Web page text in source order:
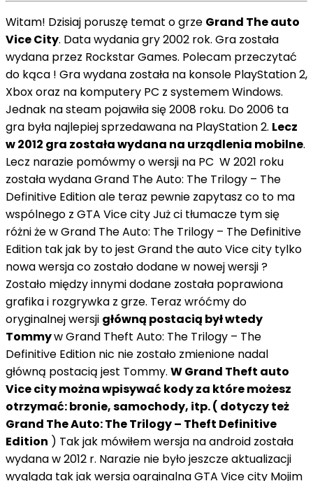
Witam! Dzisiaj poruszę temat o grze Grand The auto
Vice City. Data wydania gry 2002 rok. Gra została
wydana przez Rockstar Games. Polecam przeczytać
do kąca ! Gra wydana została na konsole PlayStation 2,
Xbox oraz na komputery PC z systemem Windows.
Jednak na steam pojawiła się 2008 roku. Do 2006 ta
gra była najlepiej sprzedawana na PlayStation 2. Lecz
w 2012 gra została wydana na urządlenia mobilne.
Lecz narazie pomówmy o wersji na PC W 2021 roku
została wydana Grand The Auto: The Trilogy – The
Definitive Edition ale teraz pewnie zapytasz co to ma
wspólnego z GTA Vice city Już ci tłumacze tym się
różni że w Grand The Auto: The Trilogy – The Definitive
Edition tak jak by to jest Grand the auto Vice city tylko
nowa wersja co zostało dodane w nowej wersji ?
Zostało między innymi dodane została poprawiona
grafika i rozgrywka z grze. Teraz wróćmy do
oryginalnej wersji główną postacią był wtedy
Tommyw Grand Theft Auto: The Trilogy – The
Definitive Edition nic nie zostało zmienione nadal
główną postacią jest Tommy. W Grand Theft auto
Vice city można wpisywać kody za które możesz
otrzymać: bronie, samochody, itp. ( dotyczy też
Grand The Auto: The Trilogy – Theft Definitive
Edition ) Tak jak mówiłem wersja na android została
wydana w 2012 r. Narazie nie było jeszcze aktualizacji
wygląda tak jak wersja ogrginalna GTA Vice city Mojim